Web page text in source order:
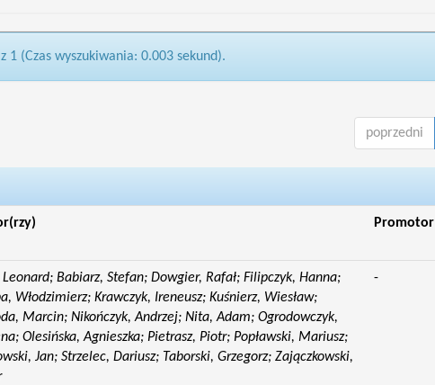
1 (Czas wyszukiwania: 0.003 sekund).
poprzedni
Promotor
Babiarz, Stefan; Dowgier, Rafał; Filipczyk, Hanna;
Włodzimierz; Krawczyk, Ireneusz; Kuśnierz, Wiesław;
Marcin; Nikończyk, Andrzej; Nita, Adam; Ogrodowczyk,
Olesińska, Agnieszka; Pietrasz, Piotr; Popławski, Mariusz;
Jan; Strzelec, Dariusz; Taborski, Grzegorz; Zajączkowski,
-